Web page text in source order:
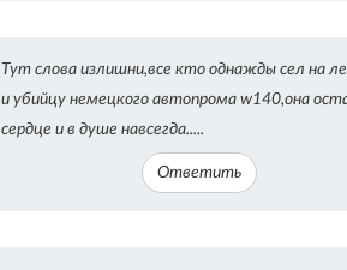
Тут слова излишни,все кто однажды сел на
и убийцу немецкого автопрома w140,она
сердце и в душе навсегда.....
Ответить